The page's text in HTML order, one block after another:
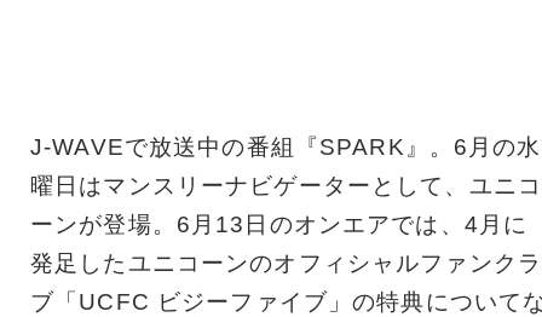
J-WAVEで放送中の番組『SPARK』。6月の水
曜日はマンスリーナビゲーターとして、ユニコ
ーンが登場。6月13日のオンエアでは、4月に
発足したユニコーンのオフィシャルファンクラ
ブ「UCFC ビジーファイブ」の特典について